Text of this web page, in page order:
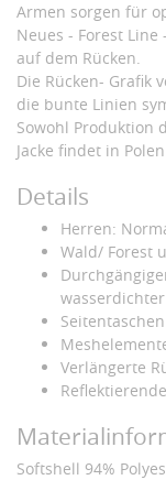
Armen sorgen für
Neues - Forest
auf dem Rücken.
Die Rücken- Grafik
die bunte Linien
Sowohl Produktion
Jacke findet in
Details
Herren:
Wald/ Forest
Verlängerte
Softshell 94%